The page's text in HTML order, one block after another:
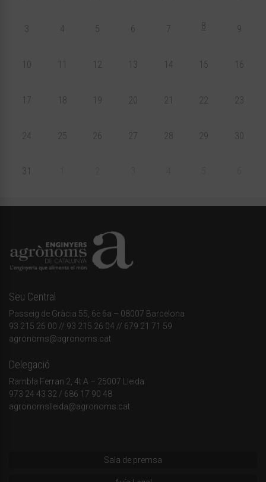
3 4 5 6 7 8 9
10 11 12 13 14 15 16
17 18 19 20 21 22 23
24 25 26 27 28 29 30
31
Seu Central
Passeig de Gràcia 55, 6è 6a – 08007 Barcelona
93 215 26 00 // 93 215 26 04 // 679 21 71 59
agronoms@agronoms.cat
Delegació
Rambla Ferran 2, 4t A – 25007 Lleida
973 24 43 32 / 686 17 90 48
agronomslleida@agronoms.cat
Sala de premsa